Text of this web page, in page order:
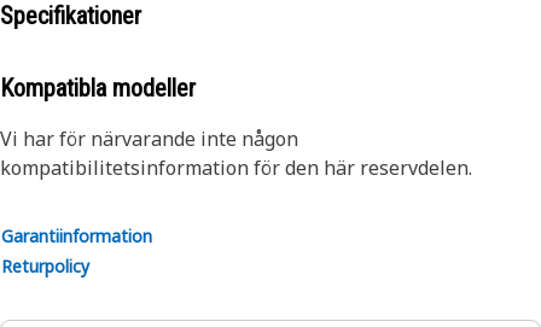
Specifikationer
Kompatibla modeller
Vi har för närvarande inte någon
kompatibilitetsinformation för den här reservdelen.
Garantiinformation
Returpolicy